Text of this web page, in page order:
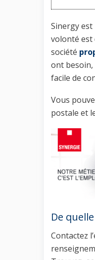
Sinergy est
volonté est
société
ont besoin,
facile de
Vous
postale et
De
Contactez